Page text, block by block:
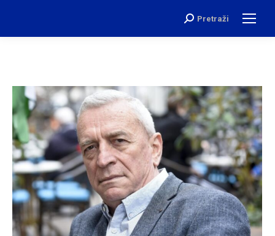
Search:
Pretraži